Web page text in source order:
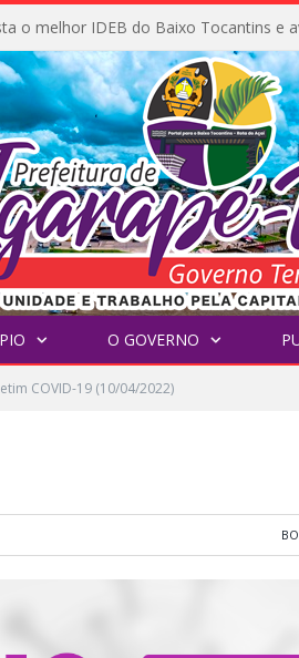
O GOVERNO
COVID-19 (10/04/2022)